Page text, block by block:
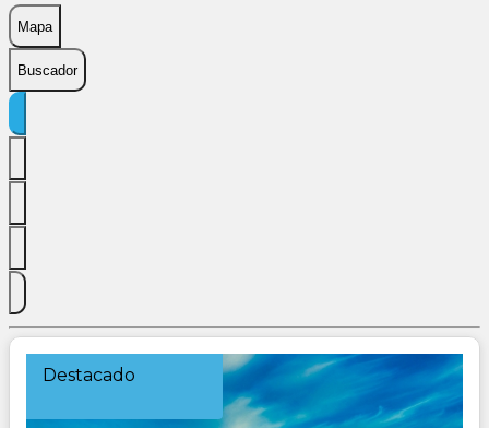
Mapa
Buscador
Destacado